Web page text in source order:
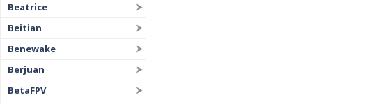
Beatrice
Beitian
Benewake
Berjuan
BetaFPV